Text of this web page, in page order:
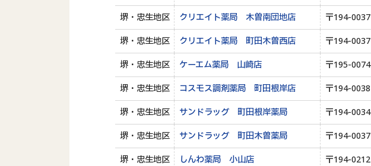
堺・忠生地区 クリエイト薬局 木曽南団地店 〒194-0037
堺・忠生地区 クリエイト薬局 町田木曽西店 〒194-0037
堺・忠生地区 ケーエム薬局 山崎店 〒195-0074
堺・忠生地区 コスモス調剤薬局 町田根岸店 〒194-0038
堺・忠生地区 サンドラッグ 町田根岸薬局 〒194-0034
堺・忠生地区 サンドラッグ 町田木曽薬局 〒194-0037
堺・忠生地区 しんわ薬局 小山店 〒194-0212